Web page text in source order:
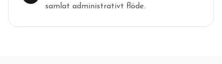
samlat administrativt flöde.